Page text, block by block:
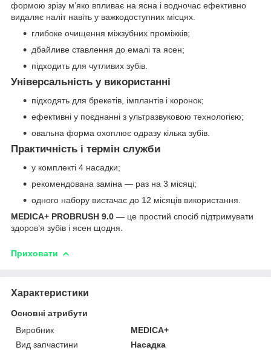
формою зрізу м’яко впливає на ясна і водночас ефективно
видаляє наліт навіть у важкодоступних місцях.
глибоке очищення міжзубних проміжків;
дбайливе ставлення до емалі та ясен;
підходить для чутливих зубів.
Універсальність у використанні
підходять для брекетів, імплантів і коронок;
ефективні у поєднанні з ультразвуковою технологією;
овальна форма охоплює одразу кілька зубів.
Практичність і термін служби
у комплекті 4 насадки;
рекомендована заміна — раз на 3 місяці;
одного набору вистачає до 12 місяців використання.
MEDICA+ PROBRUSH 9.0 — це простий спосіб підтримувати
здоров’я зубів і ясен щодня.
Приховати
Характеристики
Основні атрибути
Виробник
MEDICA+
Вид запчастини
Насадка